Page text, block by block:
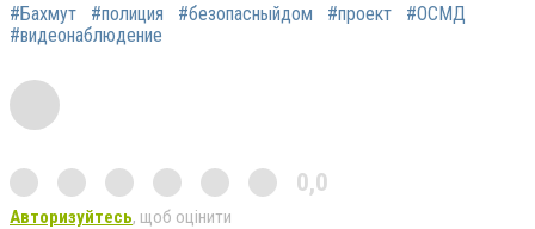
#Бахмут #полиция #безопасныйдом #проект
#ОСМД
#видеонаблюдение
0,0
Авторизуйтесь, щоб оцінити